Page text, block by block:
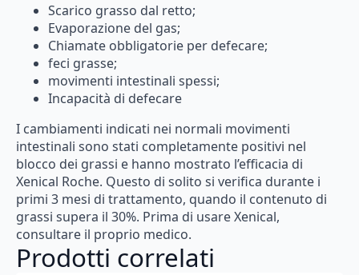
Scarico grasso dal retto;
Evaporazione del gas;
Chiamate obbligatorie per defecare;
feci grasse;
movimenti intestinali spessi;
Incapacità di defecare
I cambiamenti indicati nei normali movimenti
intestinali sono stati completamente positivi nel
blocco dei grassi e hanno mostrato l’efficacia di
Xenical Roche. Questo di solito si verifica durante i
primi 3 mesi di trattamento, quando il contenuto di
grassi supera il 30%. Prima di usareXenical,
consultare il proprio medico.
Prodotti correlati